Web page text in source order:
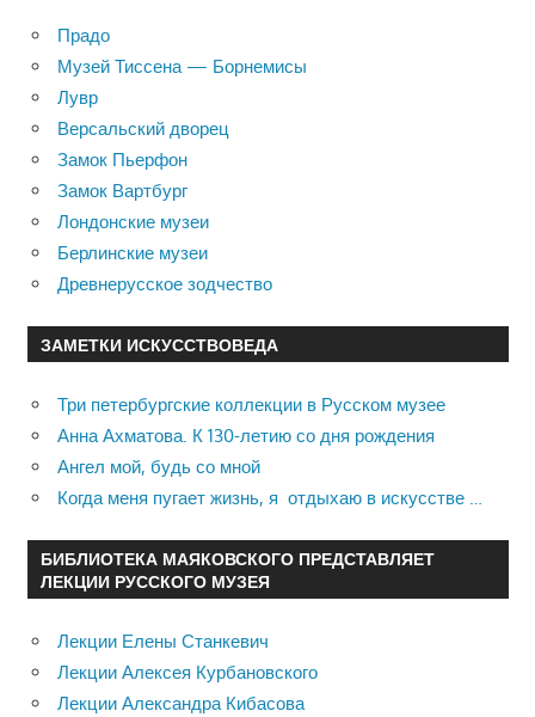
Прадо
Музей Тиссена — Борнемисы
Лувр
Версальский дворец
Замок Пьерфон
Замок Вартбург
Лондонские музеи
Берлинские музеи
Древнерусское зодчество
ЗАМЕТКИ ИСКУССТВОВЕДА
Три петербургские коллекции в Русском музее
Анна Ахматова. К 130-летию со дня рождения
Ангел мой, будь со мной
Когда меня пугает жизнь, я отдыхаю в искусстве …
БИБЛИОТЕКА МАЯКОВСКОГО ПРЕДСТАВЛЯЕТ
ЛЕКЦИИ РУССКОГО МУЗЕЯ
Лекции Елены Станкевич
Лекции Алексея Курбановского
Лекции Александра Кибасова